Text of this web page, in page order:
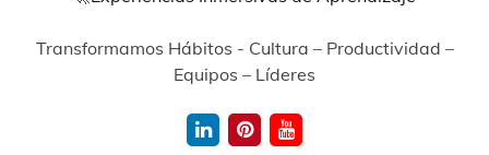
Transformamos Hábitos - Cultura – Productividad –
Equipos – Líderes